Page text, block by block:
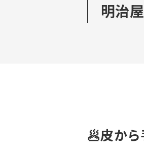
明治
🥟皮か